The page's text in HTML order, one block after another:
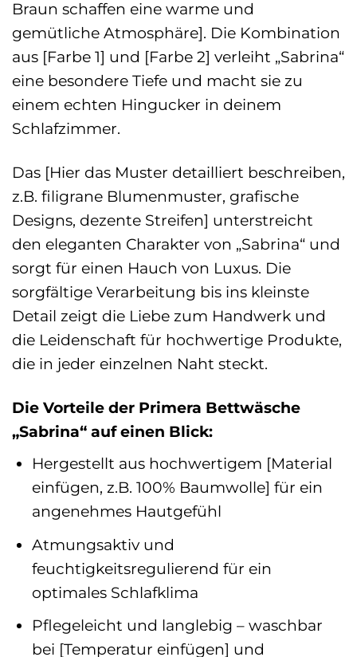
Braun schaffen eine warme und
gemütliche Atmosphäre]. Die Kombination
aus [Farbe 1] und [Farbe 2] verleiht „Sabrina“
eine besondere Tiefe und macht sie zu
einem echten Hingucker in deinem
Schlafzimmer.
Das [Hier das Muster detailliert beschreiben,
z.B. filigrane Blumenmuster, grafische
Designs, dezente Streifen] unterstreicht
den eleganten Charakter von „Sabrina“ und
sorgt für einen Hauch von Luxus. Die
sorgfältige Verarbeitung bis ins kleinste
Detail zeigt die Liebe zum Handwerk und
die Leidenschaft für hochwertige Produkte,
die in jeder einzelnen Naht steckt.
Die Vorteile der Primera Bettwäsche
„Sabrina“ auf einen Blick:
Hergestellt aus hochwertigem [Material
einfügen, z.B. 100% Baumwolle] für ein
angenehmes Hautgefühl
Atmungsaktiv und
feuchtigkeitsregulierend für ein
optimales Schlafklima
Pflegeleicht und langlebig – waschbar
bei [Temperatur einfügen] und